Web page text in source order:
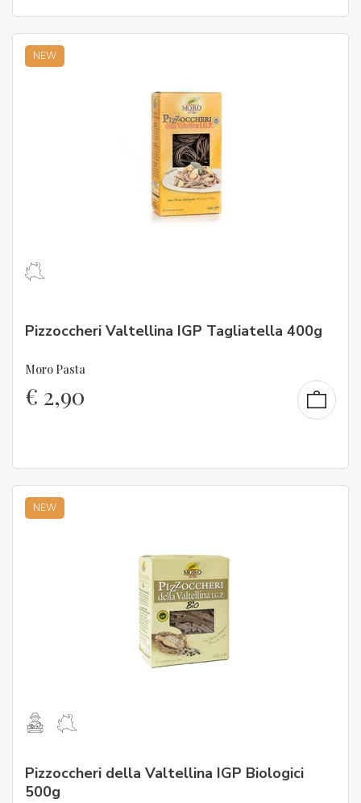
NEW
Pizzoccheri Valtellina IGP Tagliatella 400g
Moro Pasta
€ 2,90
NEW
Pizzoccheri della Valtellina IGP Biologici
500g